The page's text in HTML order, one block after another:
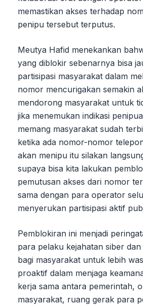
memastikan akses terhadap
penipu tersebut terputus.
Meutya Hafid menekankan
yang diblokir sebenarnya bisa
partisipasi masyarakat dalam
nomor mencurigakan semakin
mendorong masyarakat untuk
jika menemukan indikasi
memang masyarakat sudah
ketika ada nomor-nomor
akan menipu itu silakan
supaya bisa kita lakukan
pemutusan akses dari nomor
sama dengan para operator
menyerukan partisipasi aktif
Pemblokiran ini menjadi
para pelaku kejahatan siber
bagi masyarakat untuk lebih
proaktif dalam menjaga
kerja sama antara pemerintah,
masyarakat, ruang gerak para